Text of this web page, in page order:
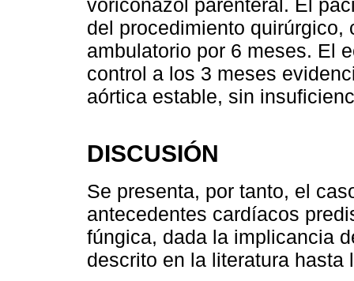
voriconazol parenteral. El
del procedimiento
ambulatorio por 6 meses. El
control a los 3 meses
aórtica estable, sin
DISCUSIÓN
Se presenta, por tanto, el
antecedentes cardíacos
fúngica, dada la implicancia
descrito en la literatura hasta